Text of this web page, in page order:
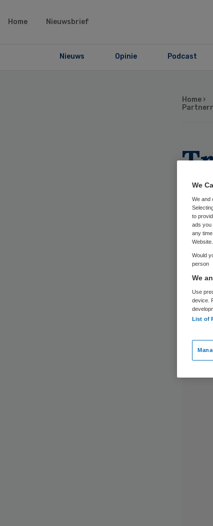
Home Nieuwsbrief
Nieuws Opinie Podcast
Home ›
We
We and
to
ads you
any
Would
person
We
Use
device.
List of